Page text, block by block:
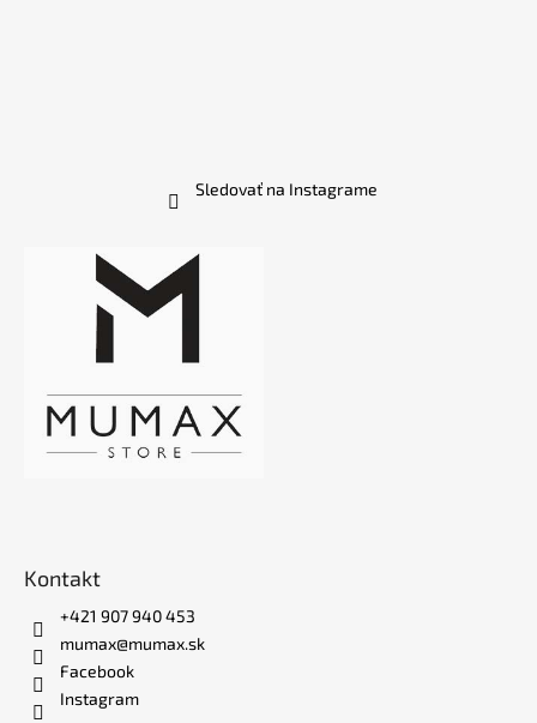
Sledovať na Instagrame
Kontakt
+421 907 940 453
mumax@mumax.sk
Facebook
Instagram